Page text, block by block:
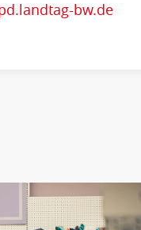
bw.de